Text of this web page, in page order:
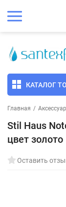
КАТАЛОГ
Главная /
Stil Haus
цвет золото
Оставить